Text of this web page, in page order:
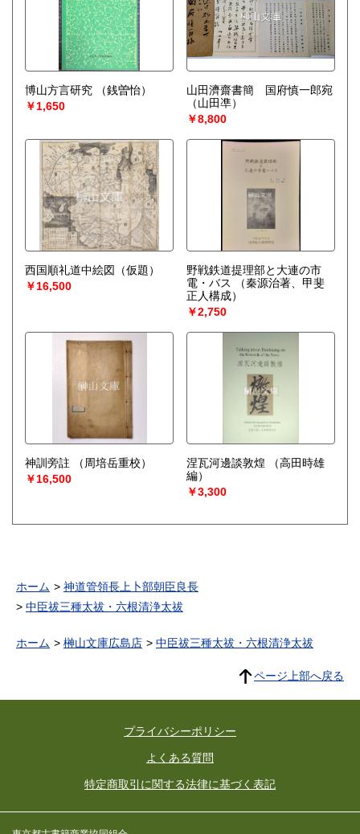
博山方言研究
（銭曽怡）
￥1,650
山田濟齋書簡 国府慎一郎宛
（山田凖）
￥8,800
西国順礼道中絵図（仮題）
￥16,500
野戦鉄道提理部と大連の市
電・バス
（秦源治著、甲斐
正人構成）
￥2,750
神訓旁註
（周培岳重校）
￥16,500
涅瓦河邊談敦煌
（高田時雄
編）
￥3,300
ホーム
神道管領長上卜部朝臣良長
中臣祓三種太祓・六根清浄太祓
ホーム 榊山文庫広島店 中臣祓三種太祓・六根清浄太祓
ページ上部へ戻る
プライバシーポリシー
よくある質問
特定商取引に関する法律に基づく表記